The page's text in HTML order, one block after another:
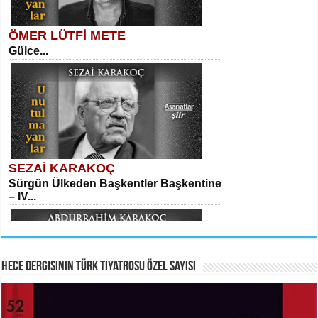
MEHMET TAŞTAN
Vagon’da Bir Şairle...
SITKI CANEY
Oruçla Devrim ve Özgürlüğe…...
Meral Yağmur
Eski Bir Şiir...
Kadir Ünal
Ayağıma Dolanan Yokuş...
ÖMER LÜTFİ METE
Gülce...
SEZAİ KARAKOÇ
Sürgün Ülkeden Başkentler Başkentine
– IV...
ABDURRAHİM KARAKOÇ
Hece Dergisinin Türk Tiyatrosu Özel Sayısı